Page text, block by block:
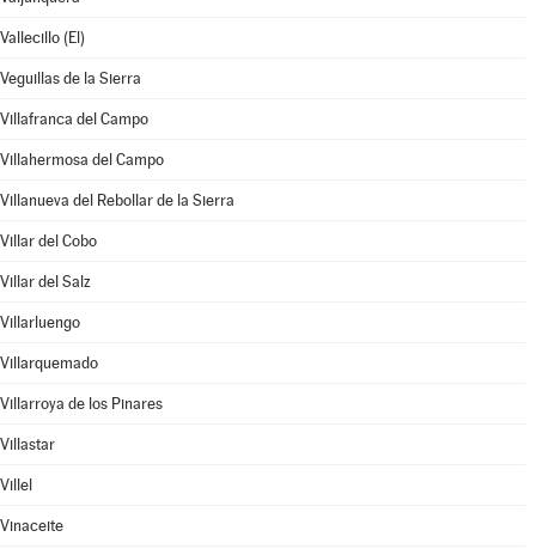
Vallecillo (El)
Veguillas de la Sierra
Villafranca del Campo
Villahermosa del Campo
Villanueva del Rebollar de la Sierra
Villar del Cobo
Villar del Salz
Villarluengo
Villarquemado
Villarroya de los Pinares
Villastar
Villel
Vinaceite